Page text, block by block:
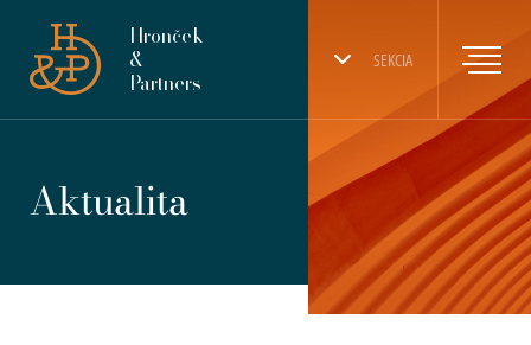
SEKCIA
Hronček
&
Partners
Aktualita